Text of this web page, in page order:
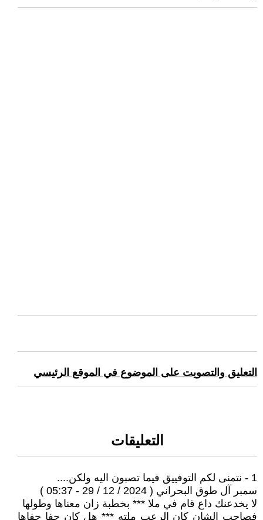
التعليق والتصويت على الموضوع في الموقع الرئيسي
التعليقات
1 - نتمنى لكم التوفييق فيما تصبون اليه ولكن....
سمبر آل طوق البحراني ( 2024 / 12 / 29 - 05:37 )
لا يخدعنك داع قام في ملا *** بخطبة زان معناها وطولها
فصاحب الشان كان الرعب ملته *** هل كان حفا جفاها